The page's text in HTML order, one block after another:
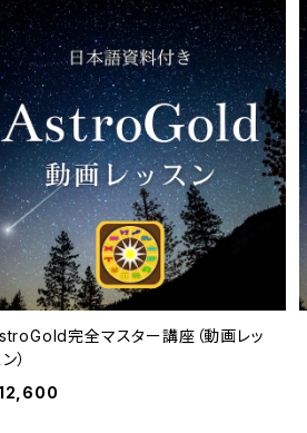
完全マスター講座（動画レッ
）